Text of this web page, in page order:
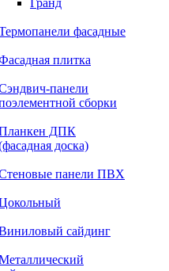
Гранд
фасадные
плитка
панели
сборки
ДПК
доска)
панели ПВХ
сайдинг